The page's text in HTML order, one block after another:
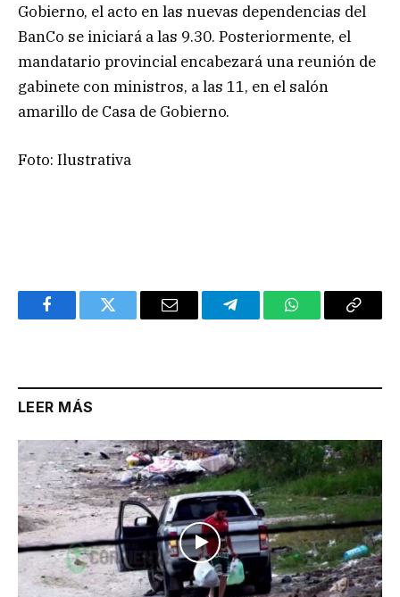
Gobierno, el acto en las nuevas dependencias del
BanCo se iniciará a las 9.30. Posteriormente, el
mandatario provincial encabezará una reunión de
gabinete con ministros, a las 11, en el salón
amarillo de Casa de Gobierno.
Foto: Ilustrativa
FacebookTwitter Email TelegramWhatsAppCopy
LEER MÁS